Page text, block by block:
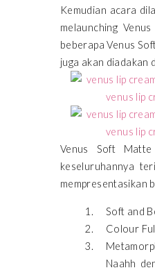
Kemudian acara
melaunching
beberapa Venus
juga akan diadakan
Venus Soft
keseluruhannya
mempresentasikan
Soft and
Colour
Naahh